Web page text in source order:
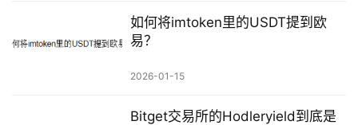
如何将imtoken里的USDT提到欧
易？
2026-01-15
Bitget交易所的Hodleryield到底是